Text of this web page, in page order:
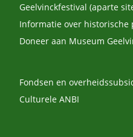
Geelvinckfestival (aparte
Informatie over historische
Doneer aan Museum
Fondsen en
Culturele ANBI